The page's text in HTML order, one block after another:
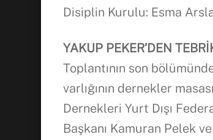
Disiplin Kurulu: Esma
YAKUP PEKER’DEN
Toplantının son
varlığının dernekler
Dernekleri Yurt Dışı
Başkanı Kamuran Pelek